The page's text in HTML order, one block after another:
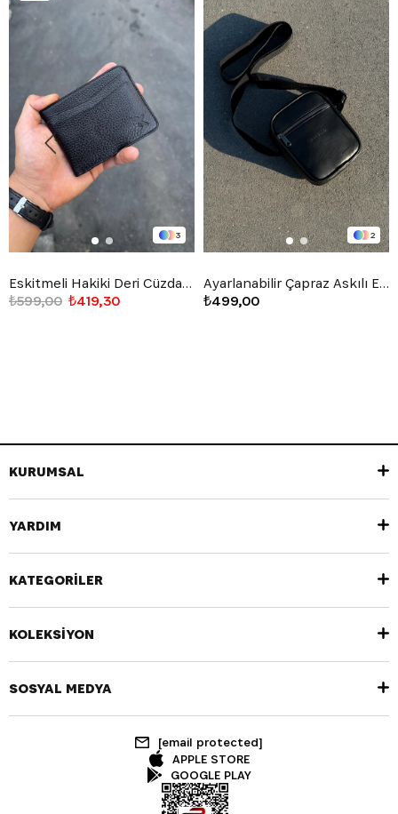
3
Eskitmeli Hakiki Deri Cüzdan Siyah
₺419,30
₺599,00
2
Ayarlanabilir Çapraz Askılı El Çantası Siyah
₺499,00
KURUMSAL
YARDIM
KATEGORİLER
KOLEKSİYON
SOSYAL MEDYA
[email protected]
APPLE STORE
GOOGLE PLAY